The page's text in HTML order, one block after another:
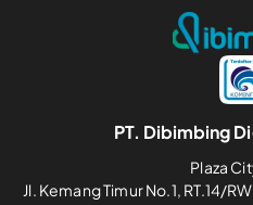
PT. Dibimbing
Plaza
Jl. Kemang Timur No.1, RT.14/